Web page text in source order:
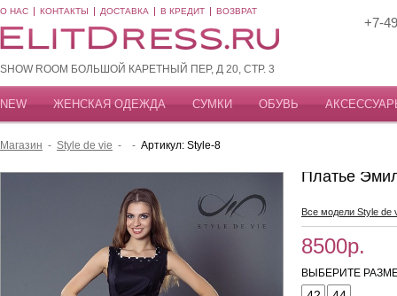
О НАС КОНТАКТЫ ДОСТАВКА В КРЕДИТ ВОЗВРАТ
SHOW ROOM БОЛЬШОЙ КАРЕТНЫЙ ПЕР, Д 20, СТР. 3
+7-
NEW ЖЕНСКАЯ ОДЕЖДА СУМКИ ОБУВЬ
Магазин - Style de vie - - Артикул: Style-8
Платье
Все модели Style de
8500р.
ВЫБЕРИТЕ